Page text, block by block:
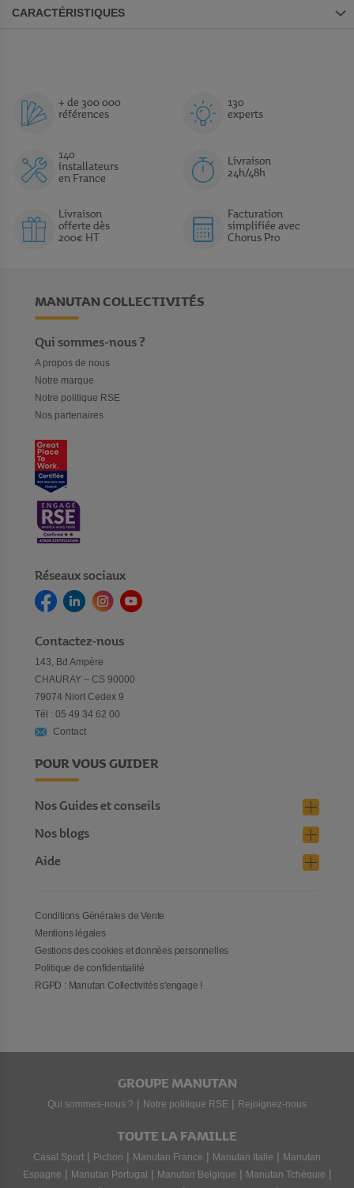
CARACTÉRISTIQUES
+ de 300 000
références
130
experts
140
installateurs
en France
Livraison
24h/48h
Livraison
offerte dès
200€ HT
Facturation
simplifiée avec
Chorus Pro
MANUTAN COLLECTIVITÉS
Qui sommes-nous ?
A propos de nous
Notre marque
Notre politique RSE
Nos partenaires
Réseaux sociaux
Contactez-nous
143, Bd Ampère
CHAURAY – CS 90000
79074 Niort Cedex 9
Tél : 05 49 34 62 00
Contact
POUR VOUS GUIDER
Nos Guides et conseils
Nos blogs
Aide
Conditions Générales de Vente
Mentions légales
Gestions des cookies et données personnelles
Politique de confidentialité
RGPD : Manutan Collectivités s'engage !
GROUPE MANUTAN
Qui sommes-nous ? | Notre politique RSE | Rejoignez-nous
TOUTE LA FAMILLE
Casal Sport | Pichon | Manutan France | Manutan Italie | Manutan
Espagne | Manutan Portugal | Manutan Belgique | Manutan Tchéquie |